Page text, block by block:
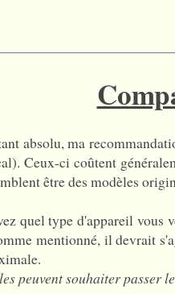
absolu, ma
Ceux-ci coûtent
être des modèles
quel type d'appareil vous
mentionné, il devrait
peuvent souhaiter passer